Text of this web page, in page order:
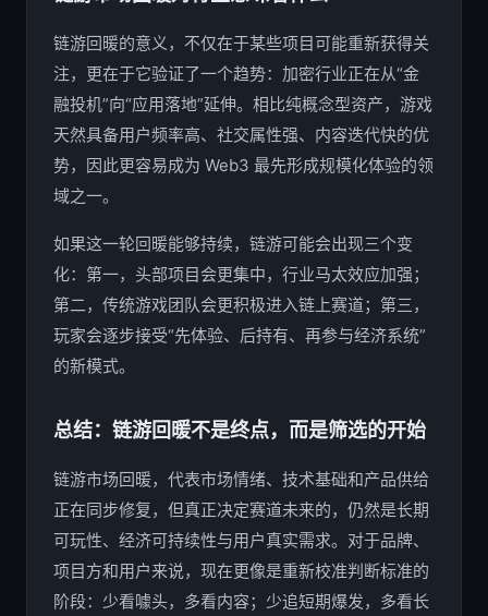
链游回暖的意义，不仅在于某些项目可能重新获得关
注，更在于它验证了一个趋势：加密行业正在从“金
融投机”向“应用落地”延伸。相比纯概念型资产，游戏
天然具备用户频率高、社交属性强、内容迭代快的优
势，因此更容易成为 Web3 最先形成规模化体验的领
域之一。
如果这一轮回暖能够持续，链游可能会出现三个变
化：第一，头部项目会更集中，行业马太效应加强；
第二，传统游戏团队会更积极进入链上赛道；第三，
玩家会逐步接受“先体验、后持有、再参与经济系统”
的新模式。
总结：链游回暖不是终点，而是筛选的开始
链游市场回暖，代表市场情绪、技术基础和产品供给
正在同步修复，但真正决定赛道未来的，仍然是长期
可玩性、经济可持续性与用户真实需求。对于品牌、
项目方和用户来说，现在更像是重新校准判断标准的
阶段：少看噱头，多看内容；少追短期爆发，多看长